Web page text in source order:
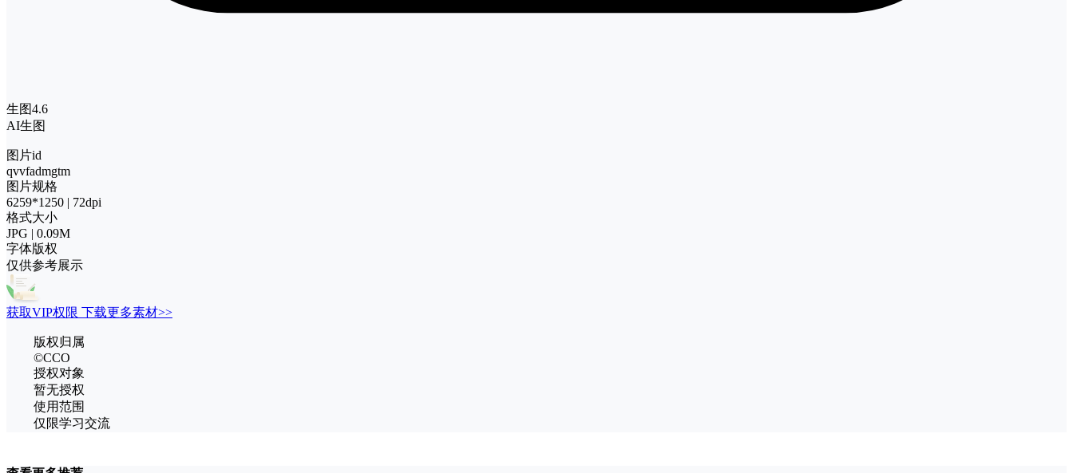
生图4.6
AI生图
图片id
qvvfadmgtm
图片规格
6259*1250 | 72dpi
格式大小
JPG | 0.09M
字体版权
仅供参考展示
获取VIP权限 下载更多素材>>
版权归属
©CCO
授权对象
暂无授权
使用范围
仅限学习交流